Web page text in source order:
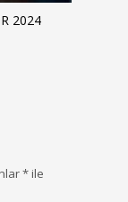
2024
*ile